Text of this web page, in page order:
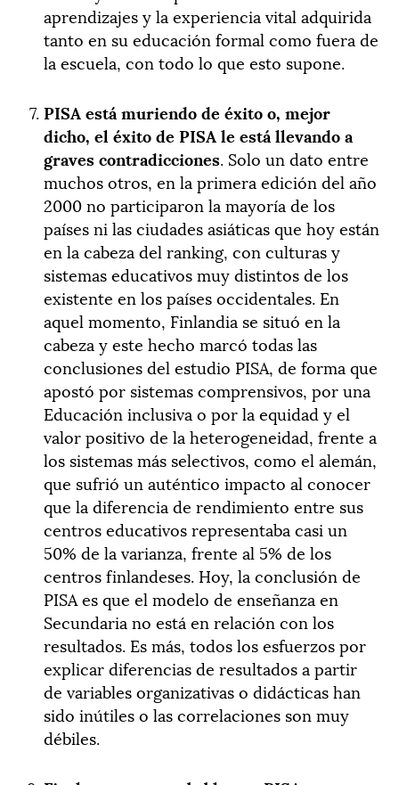
aprendizajes y la experiencia vital adquirida
tanto en su educación formal como fuera de
la escuela, con todo lo que esto supone.
PISA está muriendo de éxito o, mejor
dicho, el éxito de PISA le está llevando a
graves contradicciones. Solo un dato entre
muchos otros, en la primera edición del año
2000 no participaron la mayoría de los
países ni las ciudades asiáticas que hoy están
en la cabeza del ranking, con culturas y
sistemas educativos muy distintos de los
existente en los países occidentales. En
aquel momento, Finlandia se situó en la
cabeza y este hecho marcó todas las
conclusiones del estudio PISA, de forma que
apostó por sistemas comprensivos, por una
Educación inclusiva o por la equidad y el
valor positivo de la heterogeneidad, frente a
los sistemas más selectivos, como el alemán,
que sufrió un auténtico impacto al conocer
que la diferencia de rendimiento entre sus
centros educativos representaba casi un
50% de la varianza, frente al 5% de los
centros finlandeses. Hoy, la conclusión de
PISA es que el modelo de enseñanza en
Secundaria no está en relación con los
resultados. Es más, todos los esfuerzos por
explicar diferencias de resultados a partir
de variables organizativas o didácticas han
sido inútiles o las correlaciones son muy
débiles.